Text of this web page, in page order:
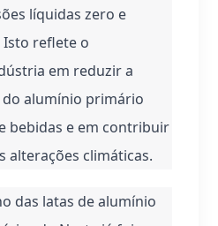
líquidas zero e
Isto reflete o
em reduzir a
alumínio primário
bebidas e em contribuir
alterações climáticas.
das latas de alumínio